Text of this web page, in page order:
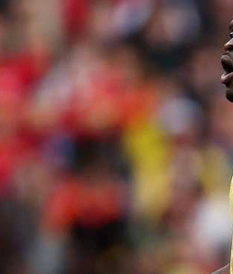
دوري أبطال أوروبا
القسم الثاني
رياضات أخرى